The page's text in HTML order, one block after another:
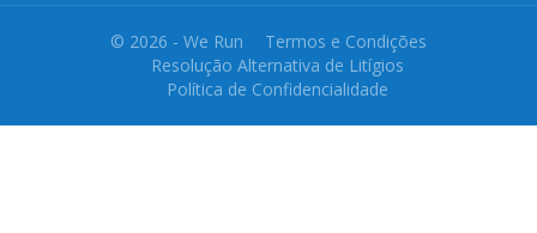
© 2026 - We Run
Termos e Condições
Resolução Alternativa de Litígios
Política de Confidencialidade